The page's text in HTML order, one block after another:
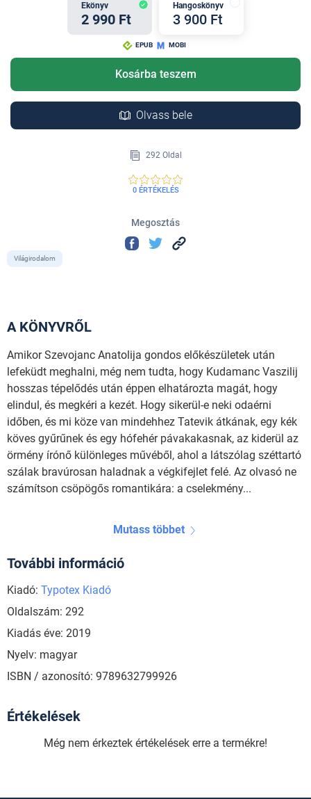
Ekönyv
2 990 Ft
Hangoskönyv
3 900 Ft
EPUB MOBI
Kosárba teszem
Olvass bele
292 Oldal
0 ÉRTÉKELÉS
Megosztás
Világirodalom
A KÖNYVRŐL
Amikor Szevojanc Anatolija gondos előkészületek után
lefeküdt meghalni, még nem tudta, hogy Kudamanc Vaszilij
hosszas tépelődés után éppen elhatározta magát, hogy
elindul, és megkéri a kezét. Hogy sikerül-e neki odaérni
időben, és mi köze van mindehhez Tatevik átkának, egy kék
köves gyűrűnek és egy hófehér pávakakasnak, az kiderül az
örmény írónő különleges művéből, ahol a látszólag széttartó
szálak bravúrosan haladnak a végkifejlet felé. Az olvasó ne
számítson csöpögős romantikára: a cselekmény...
Mutass többet
További információ
Kiadó: Typotex Kiadó
Oldalszám: 292
Kiadás éve: 2019
Nyelv: magyar
ISBN / azonosító: 9789632799926
Értékelések
Még nem érkeztek értékelések erre a termékre!